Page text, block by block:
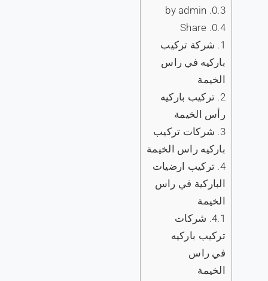
0.3.
0.4.
1. شركة تركيب
باركيه في راس
الخيمة
2. تركيب باركيه
رأس الخيمة
3. شركات تركيب
باركيه راس الخيمة
4. تركيب ارضيات
الباركية في راس
الخيمة
4.1. شركات
تركيب باركيه
في راس
الخيمة